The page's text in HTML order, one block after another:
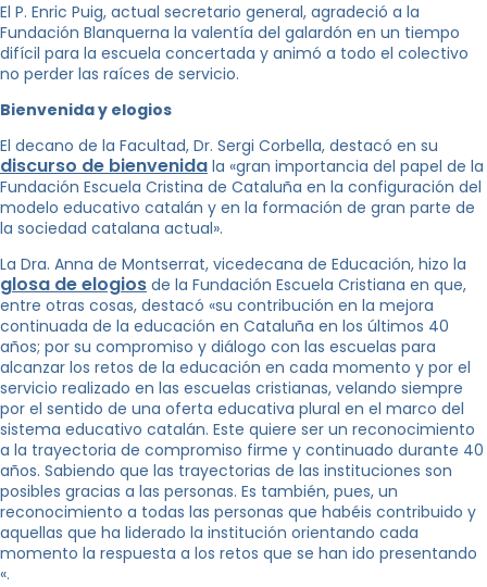
El P. Enric Puig, actual secretario general, agradeció a la
Fundación Blanquerna la valentía del galardón en un tiempo
difícil para la escuela concertada y animó a todo el colectivo
no perder las raíces de servicio.
Bienvenida y elogios
El decano de la Facultad, Dr. Sergi Corbella, destacó en su
discurso de bienvenida la «gran importancia del papel de la
Fundación Escuela Cristina de Cataluña en la configuración del
modelo educativo catalán y en la formación de gran parte de
la sociedad catalana actual».
La Dra. Anna de Montserrat, vicedecana de Educación, hizo la
glosa de elogios de la Fundación Escuela Cristiana en que,
entre otras cosas, destacó «su contribución en la mejora
continuada de la educación en Cataluña en los últimos 40
años; por su compromiso y diálogo con las escuelas para
alcanzar los retos de la educación en cada momento y por el
servicio realizado en las escuelas cristianas, velando siempre
por el sentido de una oferta educativa plural en el marco del
sistema educativo catalán. Este quiere ser un reconocimiento
a la trayectoria de compromiso firme y continuado durante 40
años. Sabiendo que las trayectorias de las instituciones son
posibles gracias a las personas. Es también, pues, un
reconocimiento a todas las personas que habéis contribuido y
aquellas que ha liderado la institución orientando cada
momento la respuesta a los retos que se han ido presentando
«.